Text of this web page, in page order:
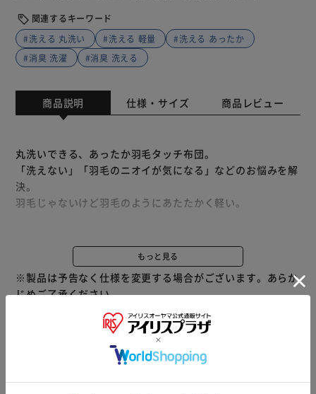
関連するキーワード
#洗える 丸洗い
#洗える 軽量
#洗える あったか
#消臭 洗濯
#消臭 洗える
商品説明 仕様・サイズ 商品レビュー
丸洗いできる、あったか羽毛タッチ布団。
「洗えない」「羽毛のニオイが気になる」などのお悩みを解
決。
羽毛じゃないけど羽毛のようにあたたかく軽い。
上層［保温］：蒸気の伝わりにくい上層には、ポリエステル
100％の人工羽毛（粒わた）を使用、しっかり保湿。
下層［発熱］：アクリレート（※）30％含む人工羽毛（粒
【立体二層キルト】
布団のふっくら感をキープ。
上下層のキルト位置をずらし、コールドスポットを解消。
もっと見る
※製品は予告なく仕様を変更する場合がございます。あらか
じめご了承ください。
商品情報